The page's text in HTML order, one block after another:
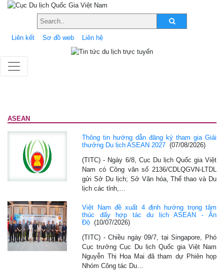
Liên kết Sơ đồ web Liên hệ
ASEAN
Thông tin hướng dẫn đăng ký tham gia Giải
thưởng Du lịch ASEAN 2027 (07/08/2026)
(TITC) - Ngày 6/8, Cục Du lịch Quốc gia Việt
Nam có Công văn số 2136/CDLQGVN-LTDL
gửi Sở Du lịch; Sở Văn hóa, Thể thao và Du
lịch các tỉnh,…
Việt Nam đề xuất 4 định hướng trọng tâm
thúc đẩy hợp tác du lịch ASEAN - Ấn
Độ (10/07/2026)
(TITC) - Chiều ngày 09/7, tại Singapore, Phó
Cục trưởng Cục Du lịch Quốc gia Việt Nam
Nguyễn Thị Hoa Mai đã tham dự Phiên họp
Nhóm Công tác Du…